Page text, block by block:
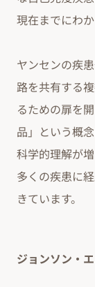
現在までにわか
ヤンセンの疾
路を共有する
るための扉を
品」という概
科学的理解が
多くの疾患に
きています。
ジョンソン・